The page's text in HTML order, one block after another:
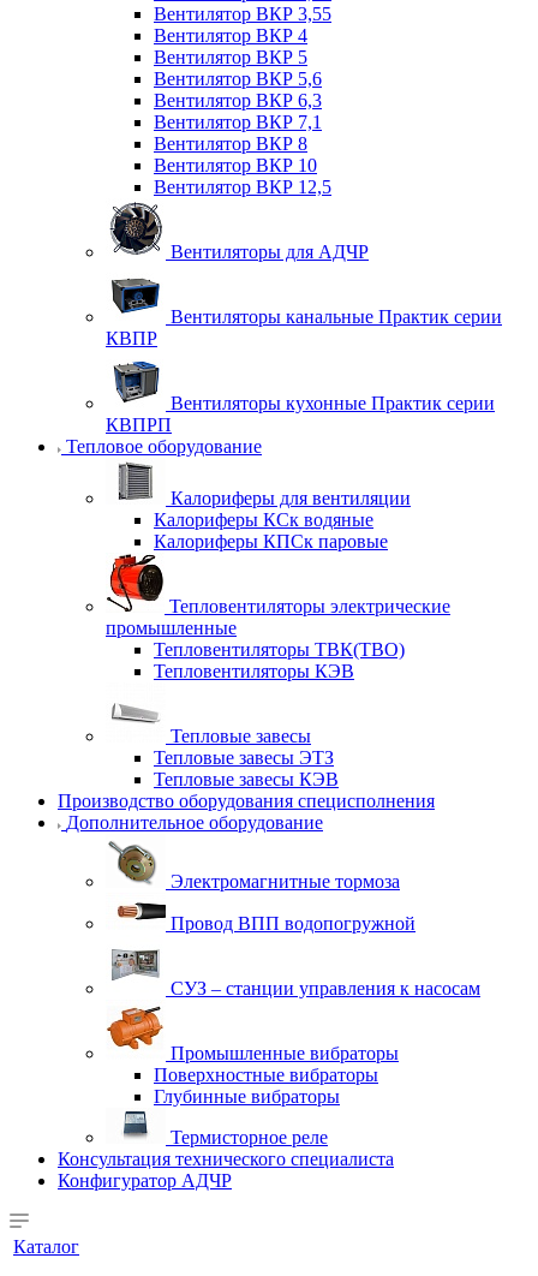
Вентилятор ВКР 3,55
Вентилятор ВКР 4
Вентилятор ВКР 5
Вентилятор ВКР 5,6
Вентилятор ВКР 6,3
Вентилятор ВКР 7,1
Вентилятор ВКР 8
Вентилятор ВКР 10
Вентилятор ВКР 12,5
Вентиляторы для АДЧР
Вентиляторы канальные Практик серии
КВПР
Вентиляторы кухонные Практик серии
КВПРП
Тепловое оборудование
Калориферы для вентиляции
Калориферы КСк водяные
Калориферы КПСк паровые
Тепловентиляторы электрические
промышленные
Тепловентиляторы ТВК(ТВО)
Тепловентиляторы КЭВ
Тепловые завесы
Тепловые завесы ЭТЗ
Тепловые завесы КЭВ
Производство оборудования специсполнения
Дополнительное оборудование
Электромагнитные тормоза
Провод ВПП водопогружной
СУЗ – станции управления к насосам
Промышленные вибраторы
Поверхностные вибраторы
Глубинные вибраторы
Термисторное реле
Консультация технического специалиста
Конфигуратор АДЧР
Каталог